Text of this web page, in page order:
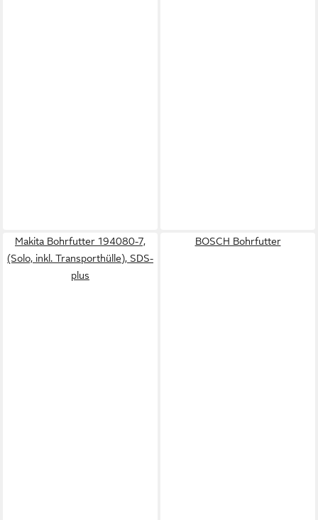
Makita Bohrfutter 194080-7,
(Solo, inkl. Transporthülle), SDS-
plus
BOSCH Bohrfutter